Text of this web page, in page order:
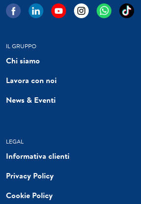
IL GRUPPO
Chi siamo
Lavora con noi
News & Eventi
LEGAL
Informativa clienti
Privacy Policy
Cookie Policy